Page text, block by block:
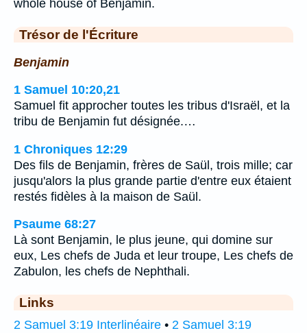
whole house of Benjamin.
Trésor de l'Écriture
Benjamin
1 Samuel 10:20,21
Samuel fit approcher toutes les tribus d'Israël, et la
tribu de Benjamin fut désignée.…
1 Chroniques 12:29
Des fils de Benjamin, frères de Saül, trois mille; car
jusqu'alors la plus grande partie d'entre eux étaient
restés fidèles à la maison de Saül.
Psaume 68:27
Là sont Benjamin, le plus jeune, qui domine sur
eux, Les chefs de Juda et leur troupe, Les chefs de
Zabulon, les chefs de Nephthali.
Links
2 Samuel 3:19 Interlinéaire • 2 Samuel 3:19